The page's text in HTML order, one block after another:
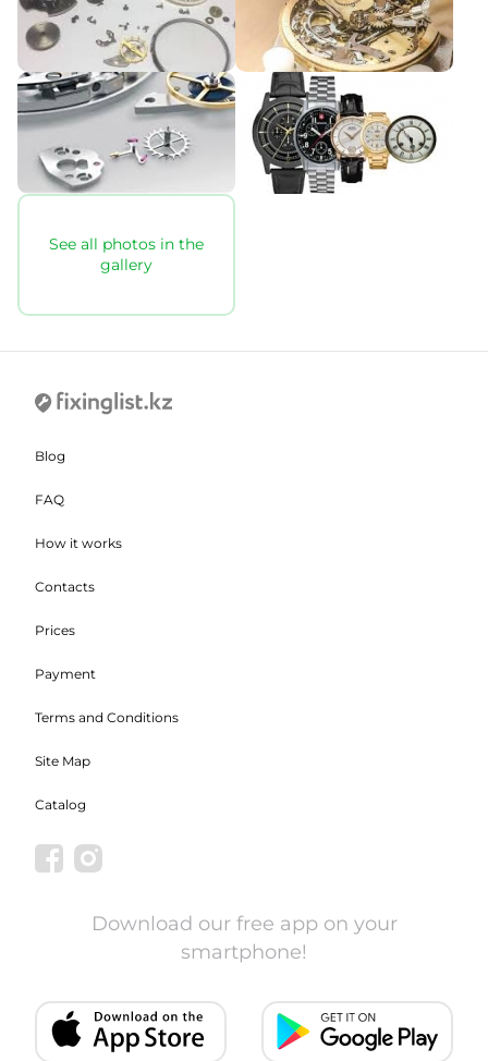
See all photos in the
gallery
Blog
FAQ
How it works
Contacts
Prices
Payment
Terms and Conditions
Site Map
Catalog
Download our free app on your
smartphone!